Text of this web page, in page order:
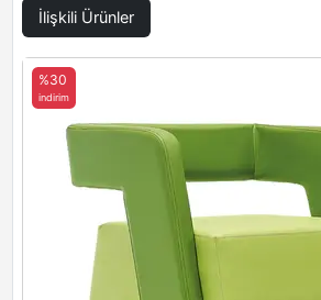
İlişkili Ürünler
%30
indirim